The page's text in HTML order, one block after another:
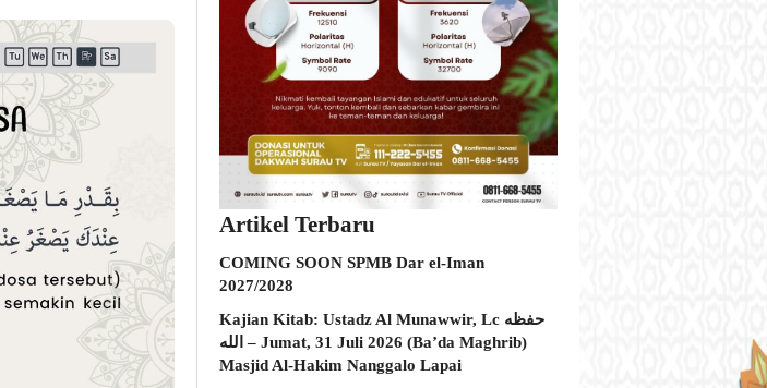
Artikel Terbaru
COMING SOON SPMB Dar el-Iman
2027/2028
Kajian Kitab: Ustadz Al Munawwir, Lc حفظه
الله – Jumat, 31 Juli 2026 (Ba’da Maghrib)
Masjid Al-Hakim Nanggalo Lapai